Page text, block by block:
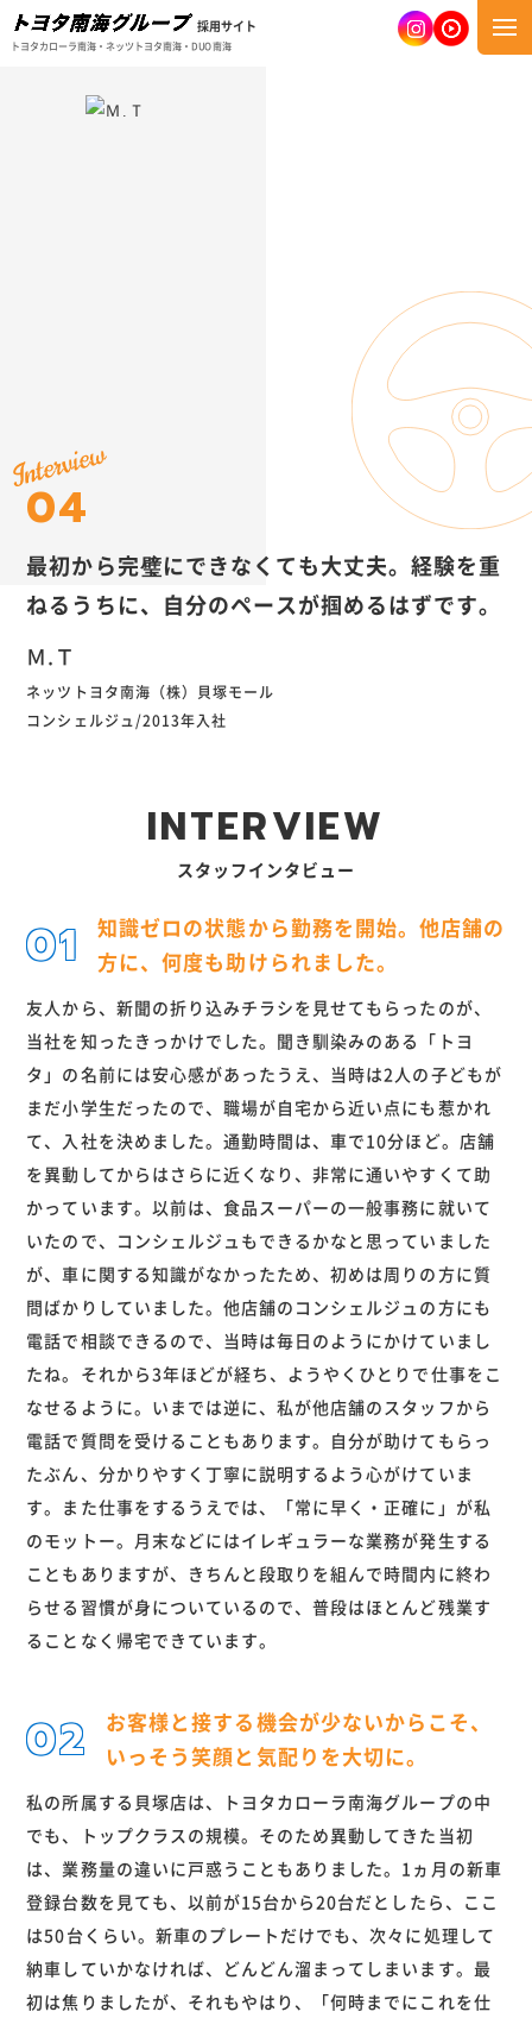
採用サイト
トヨタカローラ南海・ネッツトヨタ南海・DUO南海
04
最初から完璧にできなくても大丈夫。経験を重
ねるうちに、自分のペースが掴めるはずです。
Ｍ.Ｔ
ネッツトヨタ南海（株）貝塚モール
コンシェルジュ/2013年入社
INTERVIEW
スタッフインタビュー
知識ゼロの状態から勤務を開始。他店舗の
方に、何度も助けられました。
友人から、新聞の折り込みチラシを見せてもらったのが、
当社を知ったきっかけでした。聞き馴染みのある「トヨ
タ」の名前には安心感があったうえ、当時は2人の子どもが
まだ小学生だったので、職場が自宅から近い点にも惹かれ
て、入社を決めました。通勤時間は、車で10分ほど。店舗
を異動してからはさらに近くなり、非常に通いやすくて助
かっています。以前は、食品スーパーの一般事務に就いて
いたので、コンシェルジュもできるかなと思っていました
が、車に関する知識がなかったため、初めは周りの方に質
問ばかりしていました。他店舗のコンシェルジュの方にも
電話で相談できるので、当時は毎日のようにかけていまし
たね。それから3年ほどが経ち、ようやくひとりで仕事をこ
なせるように。いまでは逆に、私が他店舗のスタッフから
電話で質問を受けることもあります。自分が助けてもらっ
たぶん、分かりやすく丁寧に説明するよう心がけていま
す。また仕事をするうえでは、「常に早く・正確に」が私
のモットー。月末などにはイレギュラーな業務が発生する
こともありますが、きちんと段取りを組んで時間内に終わ
らせる習慣が身についているので、普段はほとんど残業す
ることなく帰宅できています。
お客様と接する機会が少ないからこそ、
いっそう笑顔と気配りを大切に。
私の所属する貝塚店は、トヨタカローラ南海グループの中
でも、トップクラスの規模。そのため異動してきた当初
は、業務量の違いに戸惑うこともありました。1ヵ月の新車
登録台数を見ても、以前が15台から20台だとしたら、ここ
は50台くらい。新車のプレートだけでも、次々に処理して
納車していかなければ、どんどん溜まってしまいます。最
初は焦りましたが、それもやはり、「何時までにこれを仕